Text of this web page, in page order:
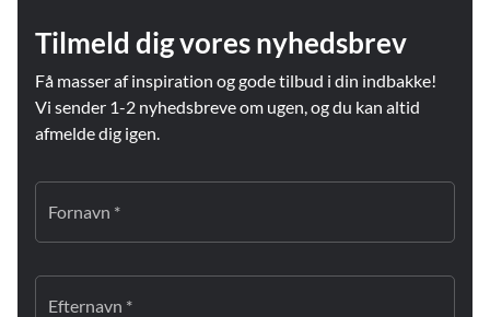
Tilmeld dig vores nyhedsbrev
Få masser af inspiration og gode tilbud i din indbakke!
Vi sender 1-2 nyhedsbreve om ugen, og du kan altid
afmelde dig igen.
Fornavn *
Efternavn *